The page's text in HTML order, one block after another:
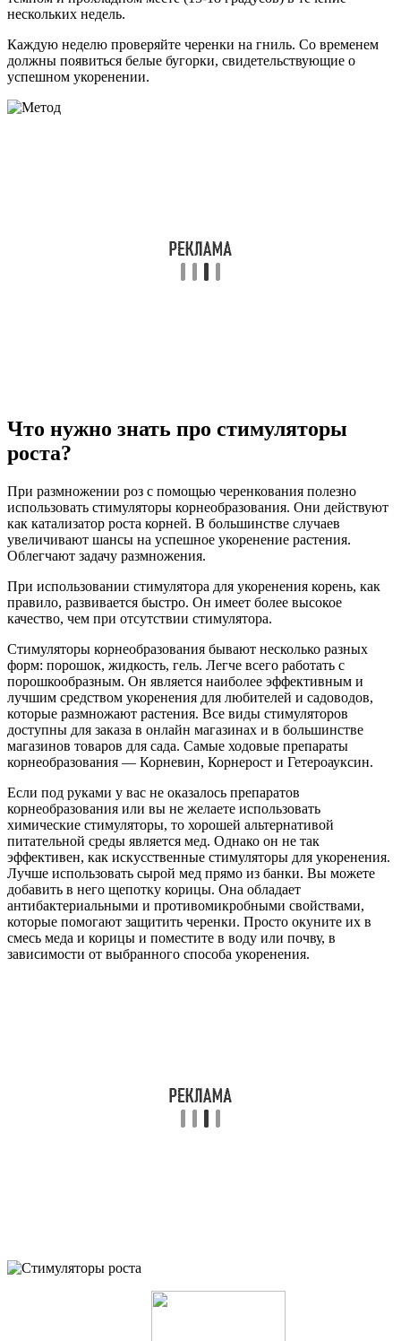
нескольких недель.
Каждую неделю проверяйте черенки на гниль. Со временем
должны появиться белые бугорки, свидетельствующие о
успешном укоренении.
Что нужно знать про стимуляторы
роста?
При размножении роз с помощью черенкования полезно
использовать стимуляторы корнеобразования. Они действуют
как катализатор роста корней. В большинстве случаев
увеличивают шансы на успешное укоренение растения.
Облегчают задачу размножения.
При использовании стимулятора для укоренения корень, как
правило, развивается быстро. Он имеет более высокое
качество, чем при отсутствии стимулятора.
Стимуляторы корнеобразования бывают несколько разных
форм: порошок, жидкость, гель. Легче всего работать с
порошкообразным. Он является наиболее эффективным и
лучшим средством укоренения для любителей и садоводов,
которые размножают растения. Все виды стимуляторов
доступны для заказа в онлайн магазинах и в большинстве
магазинов товаров для сада. Самые ходовые препараты
корнеобразования — Корневин, Корнерост и Гетероауксин.
Если под руками у вас не оказалось препаратов
корнеобразования или вы не желаете использовать
химические стимуляторы, то хорошей альтернативой
питательной среды является мед. Однако он не так
эффективен, как искусственные стимуляторы для укоренения.
Лучше использовать сырой мед прямо из банки. Вы можете
добавить в него щепотку корицы. Она обладает
антибактериальными и противомикробными свойствами,
которые помогают защитить черенки. Просто окуните их в
смесь меда и корицы и поместите в воду или почву, в
зависимости от выбранного способа укоренения.